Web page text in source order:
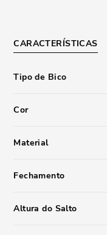
CARACTERÍSTICAS
Tipo de Bico
Cor
Material
Fechamento
Altura do Salto